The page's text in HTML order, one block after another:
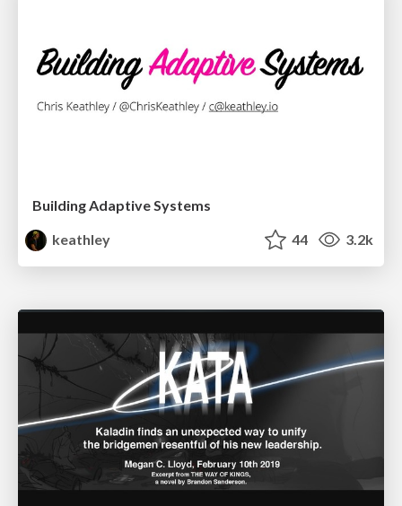
Building Adaptive Systems
keathley
44 3.2k